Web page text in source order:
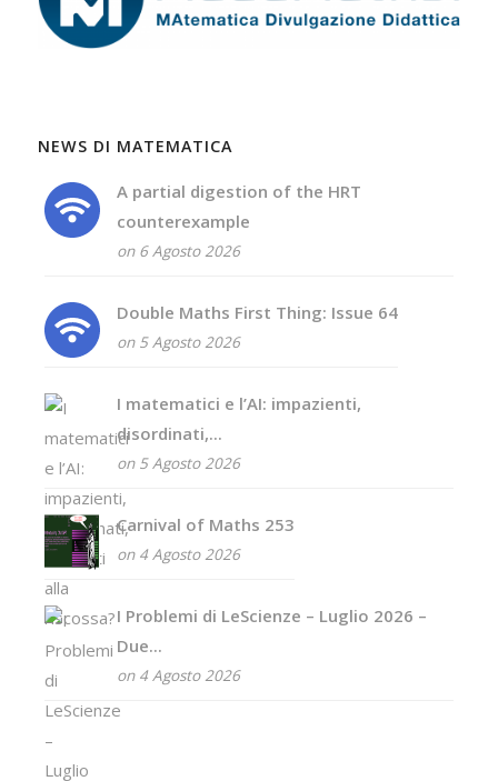
NEWS DI MATEMATICA
A partial digestion of the HRT
counterexample
on 6 Agosto 2026
Double Maths First Thing: Issue 64
on 5 Agosto 2026
I matematici e l’AI: impazienti,
disordinati,...
on 5 Agosto 2026
Carnival of Maths 253
on 4 Agosto 2026
I Problemi di LeScienze – Luglio 2026 –
Due...
on 4 Agosto 2026